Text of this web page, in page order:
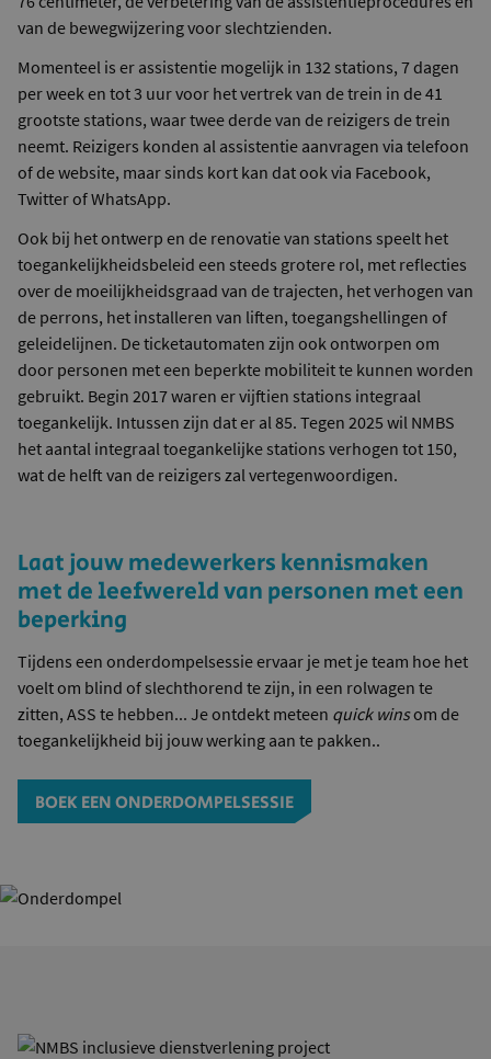
van de bewegwijzering voor slechtzienden.
Momenteel is er assistentie mogelijk in 132 stations, 7 dagen
per week en tot 3 uur voor het vertrek van de trein in de 41
grootste stations, waar twee derde van de reizigers de trein
neemt. Reizigers konden al assistentie aanvragen via telefoon
of de website, maar sinds kort kan dat ook via Facebook,
Twitter of WhatsApp.
Ook bij het ontwerp en de renovatie van stations speelt het
toegankelijkheidsbeleid een steeds grotere rol, met reflecties
over de moeilijkheidsgraad van de trajecten, het verhogen van
de perrons, het installeren van liften, toegangshellingen of
geleidelijnen. De ticketautomaten zijn ook ontworpen om
door personen met een beperkte mobiliteit te kunnen worden
gebruikt. Begin 2017 waren er vijftien stations integraal
toegankelijk. Intussen zijn dat er al 85. Tegen 2025 wil NMBS
het aantal integraal toegankelijke stations verhogen tot 150,
wat de helft van de reizigers zal vertegenwoordigen.
Laat jouw medewerkers kennismaken
met de leefwereld van personen met een
beperking
Tijdens een onderdompelsessie ervaar je met je team hoe het
voelt om blind of slechthorend te zijn, in een rolwagen te
zitten, ASS te hebben... Je ontdekt meteen quick winsom de
toegankelijkheid bij jouw werking aan te pakken..
BOEK EEN ONDERDOMPELSESSIE